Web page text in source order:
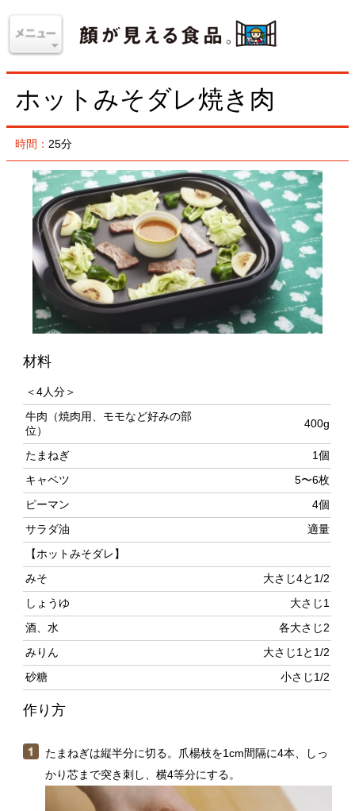
ホットみそダレ焼き肉
時間：25分
材料
牛肉（焼肉用、モモなど好みの部
たまねぎ 1個
キャベツ
ピーマン
サラダ油 適量
【ホットみそダレ】
しょうゆ
酒、水
みりん 大さじ1と1/2
砂糖 小さじ1/2
作り方
たまねぎは縦半分に切る。爪楊枝を1cm間隔に4本、しっ
かり芯まで突き刺し、横4等分にする。